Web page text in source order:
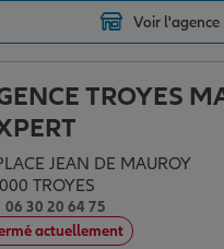
Voir l'agence
TROYES
JEAN DE MAUROY
TROYES
06 30 20 64 75
actuellement